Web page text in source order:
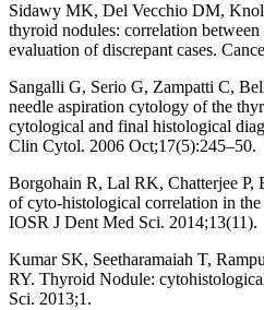
Sidawy MK, Del Vecchio DM,
thyroid nodules: correlation
evaluation of discrepant cases.
Sangalli G, Serio G, Zampatti C,
needle aspiration cytology of the
cytological and final histological
Clin Cytol. 2006 Oct;17(5):245–50.
Borgohain R, Lal RK, Chatterjee P,
of cyto-histological correlation in
IOSR J Dent Med Sci. 2014;13(11).
Kumar SK, Seetharamaiah T,
RY. Thyroid Nodule:
Sci. 2013;1.